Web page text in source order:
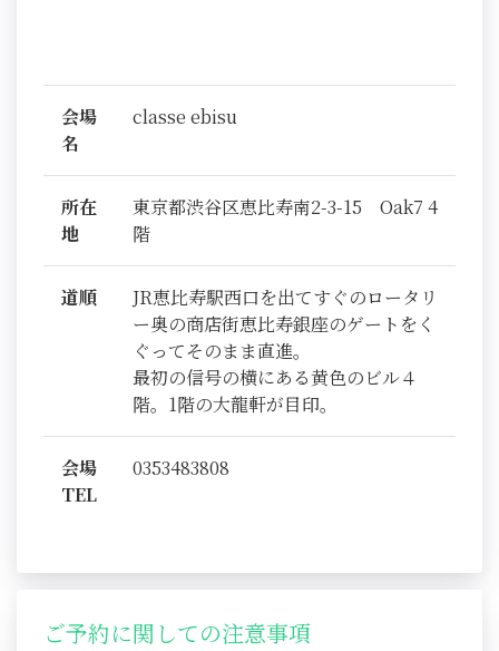
会場
名
classe ebisu
所在
地
東京都渋谷区恵比寿南2-3-15 Oak7 4
階
道順
JR恵比寿駅西口を出てすぐのロータリ
ー奥の商店街恵比寿銀座のゲートをく
ぐってそのまま直進。
最初の信号の横にある黄色のビル４
階。1階の大龍軒が目印。
会場
TEL
0353483808
ご予約に関しての注意事項